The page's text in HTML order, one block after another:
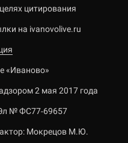
цитирования
на ivanovolive.ru
«Иваново»
2 мая 2017 года
№ ФС77-69657
Мокрецов М.Ю.